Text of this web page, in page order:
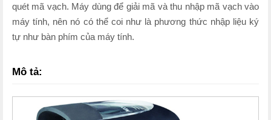
quét mã vạch. Máy dùng để giải mã và thu nhập mã vạch vào
máy tính, nên nó có thể coi như là phương thức nhập liệu ký
tự như bàn phím của máy tính.
Mô tả: